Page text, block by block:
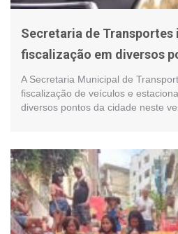
Secretaria de Transportes
fiscalização em diversos
A Secretaria Municipal de
fiscalização de veículos e
diversos pontos da cidade neste